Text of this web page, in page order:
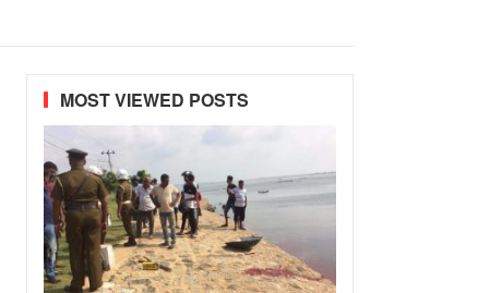
MOST VIEWED POSTS